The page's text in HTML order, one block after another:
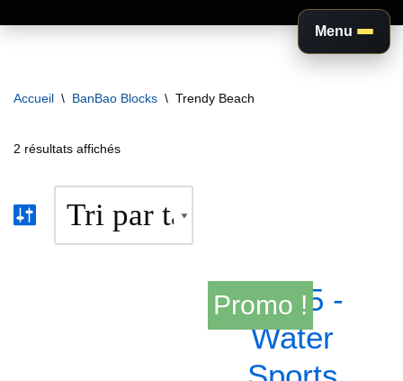
au
Menu
Accueil \ BanBao Blocks \ Trendy Beach
2 résultats affichés
Promo !